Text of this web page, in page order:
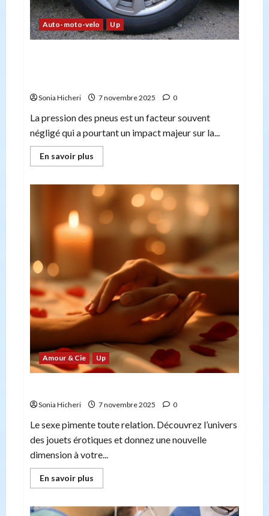
Auto-moto-velo Up
Sonia Hicheri 7 novembre 2025 0
La pression des pneus est un facteur souvent
négligé qui a pourtant un impact majeur sur la...
En savoir plus
savoir
Pression
correcte
des
pneus :
pourquoi
important
les
risques
en
cas
d’erreur
Amour & Cie Up
Sonia Hicheri 7 novembre 2025 0
Le sexe pimente toute relation. Découvrez l’univers
des jouets érotiques et donnez une nouvelle
dimension à votre...
En savoir plus
savoir
Les